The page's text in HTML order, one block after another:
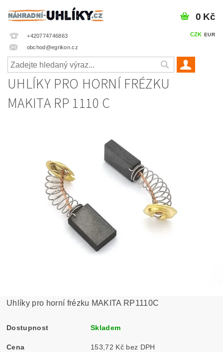
+420774746863
obchod@egrikon.cz
CZK EUR
0 Kč
UHLÍKY PRO HORNÍ FRÉZKU
MAKITA RP 1110 C
Uhlíky pro horní frézku MAKITA RP1110C
Dostupnost Skladem
Cena 153,72 Kč bez DPH